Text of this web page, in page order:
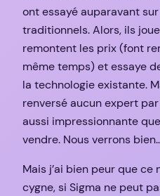
ont essayé auparavant
traditionnels. Alors, ils
remontent les prix (font
même temps) et essaye
la technologie existante.
renversé aucun expert
aussi impressionnante
vendre. Nous verrons
Mais j’ai bien peur que ce
cygne, si Sigma ne peut